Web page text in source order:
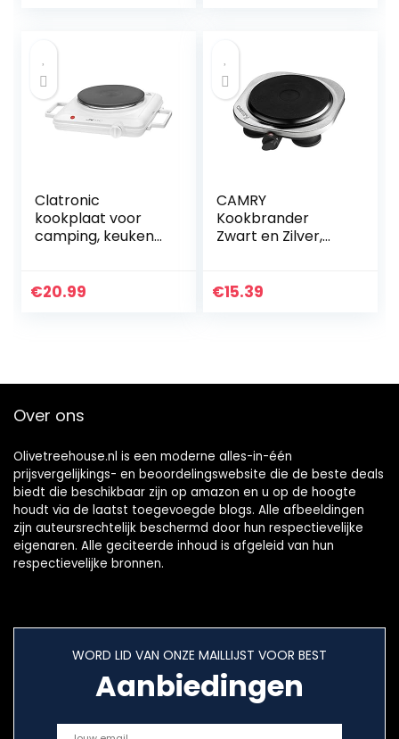
Clatronic
kookplaat voor
camping, keuken
ca. 180 mm |
hittebestendige
EKP 3582
€20.99
CAMRY
Kookbrander
Zwart en Zilver,
€15.39
Over ons
Olivetreehouse.nl is een moderne alles-in-één
prijsvergelijkings- en beoordelingswebsite die de beste deals
biedt die beschikbaar zijn op amazon en u op de hoogte
houdt via de laatst toegevoegde blogs. Alle afbeeldingen
zijn auteursrechtelijk beschermd door hun respectievelijke
eigenaren. Alle geciteerde inhoud is afgeleid van hun
respectievelijke bronnen.
WORD LID VAN ONZE MAILLIJST VOOR BEST
Aanbiedingen